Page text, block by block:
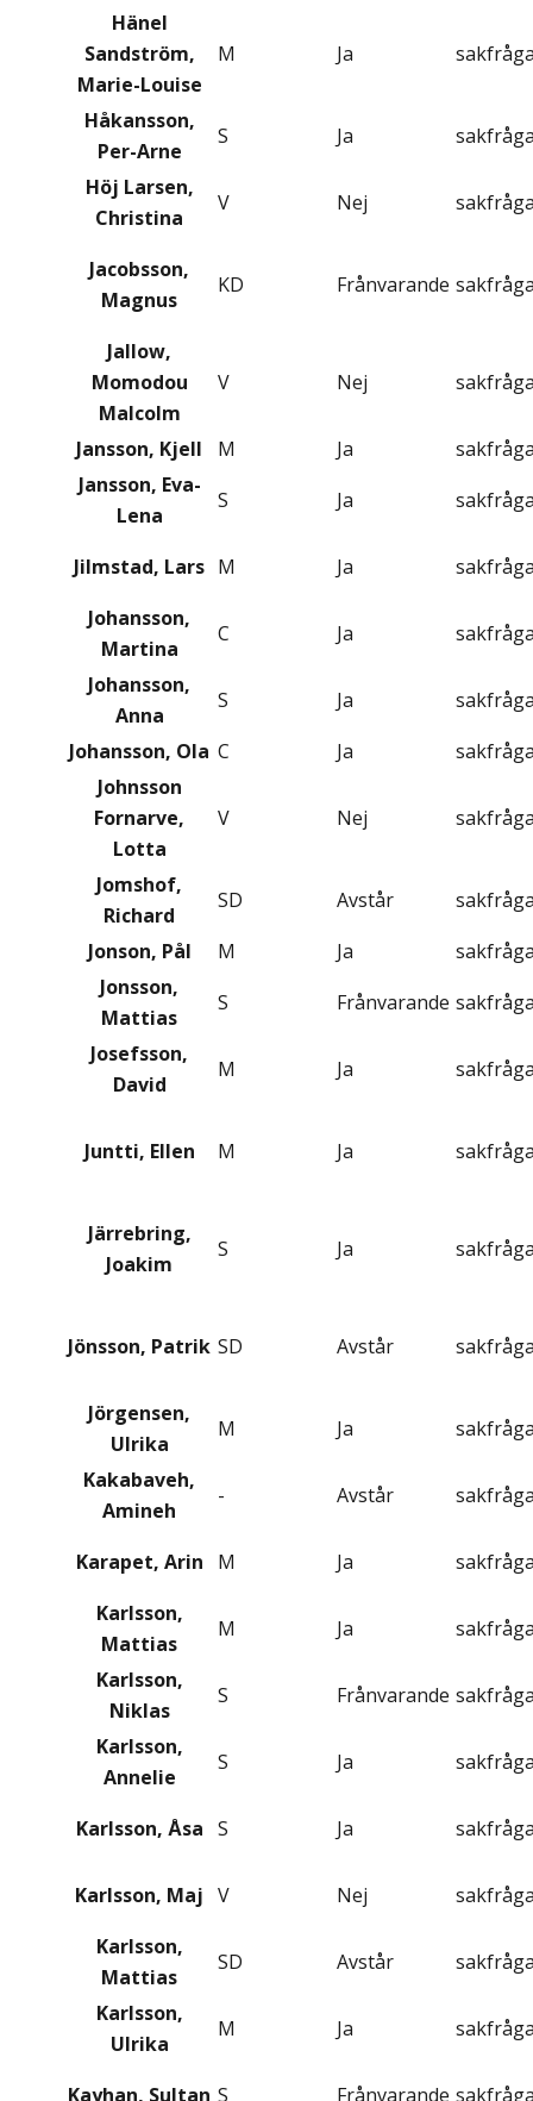
Hänel
Sandström,
Marie-Louise
M Ja
Håkansson,
Per-Arne
S Ja
Höj Larsen,
Christina
V Nej
Jacobsson,
Magnus
KD Frånvarande
Jallow,
Momodou
Malcolm
V Nej
Jansson, Kjell M Ja
Jansson, Eva-
Lena
S Ja
Jilmstad, Lars M Ja
Johansson,
Martina
C Ja
Johansson,
Anna
S Ja
Johansson, Ola C Ja
Johnsson
Fornarve,
Lotta
V Nej
Jomshof,
Richard
SD Avstår
Jonson, Pål
M Ja
Jonsson,
Mattias
S Frånvarande
Josefsson,
David
M Ja
Juntti, Ellen M Ja
Järrebring,
Joakim
S Ja
Jönsson, Patrik SD Avstår
Jörgensen,
Ulrika
M Ja
Kakabaveh,
Amineh
- Avstår
Karapet, Arin M Ja
Karlsson,
Mattias
M Ja
Karlsson,
Niklas
S Frånvarande
Karlsson,
Annelie
S Ja
Karlsson, Åsa S Ja
Karlsson, Maj V Nej
Karlsson,
Mattias
SD Avstår
Karlsson,
Ulrika
M Ja
Kayhan, Sultan S Frånvarande